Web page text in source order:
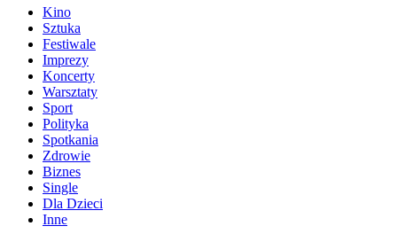
Kino
Sztuka
Festiwale
Imprezy
Koncerty
Warsztaty
Sport
Polityka
Spotkania
Zdrowie
Biznes
Single
Dla Dzieci
Inne